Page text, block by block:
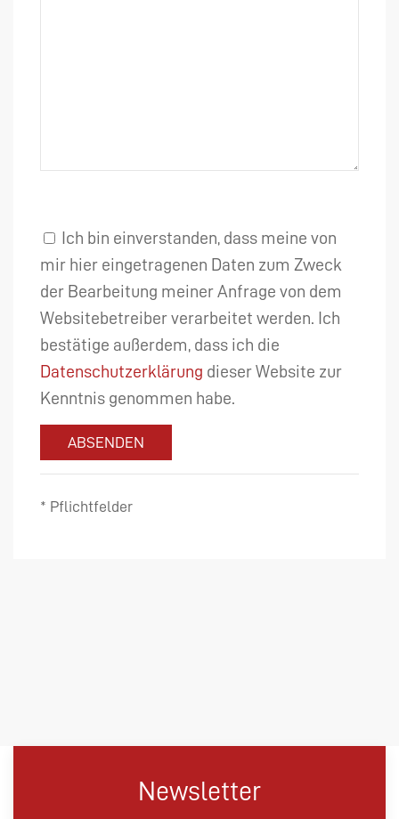
Ich bin einverstanden, dass meine von
mir hier eingetragenen Daten zum Zweck
der Bearbeitung meiner Anfrage von dem
Websitebetreiber verarbeitet werden. Ich
bestätige außerdem, dass ich die
Datenschutzerklärung dieser Website zur
Kenntnis genommen habe.
ABSENDEN
* Pflichtfelder
Newsletter